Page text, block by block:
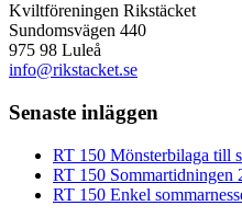
Kviltföreningen Rikstäcket
Sundomsvägen 440
975 98 Luleå
info@rikstacket.se
Senaste inläggen
RT 150 Mönsterbilaga till
RT 150 Sommartidningen
RT 150 Enkel